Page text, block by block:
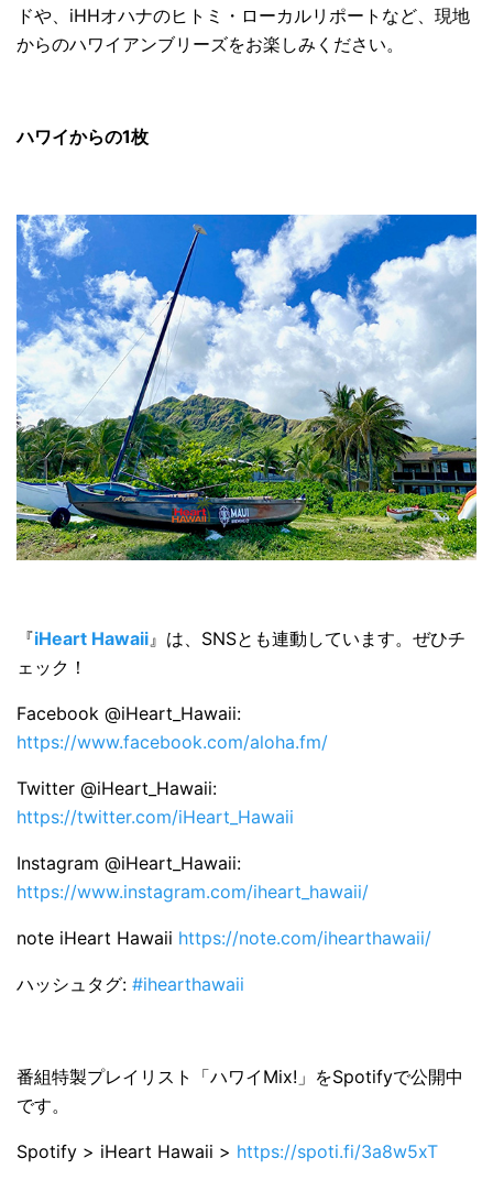
ドや、iHHオハナのヒトミ・ローカルリポートなど、現地
からのハワイアンブリーズをお楽しみください。
ハワイからの1枚
『iHeart Hawaii 』は、SNSとも連動しています。ぜひチ
ェック！
Facebook @iHeart_Hawaii:
https://www.facebook.com/aloha.fm/
Twitter @iHeart_Hawaii:
https://twitter.com/iHeart_Hawaii
Instagram @iHeart_Hawaii:
https://www.instagram.com/iheart_hawaii/
note iHeart Hawaii https://note.com/ihearthawaii/
ハッシュタグ: #ihearthawaii
番組特製プレイリスト「ハワイMix!」をSpotifyで公開中
です。
Spotify > iHeart Hawaii > https://spoti.fi/3a8w5xT